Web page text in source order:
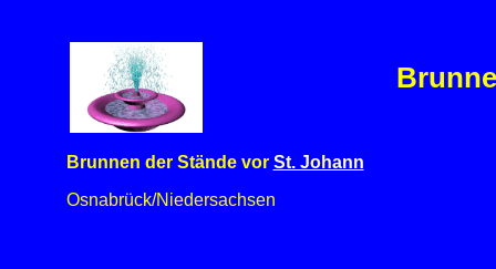
Brunnen der Stände vor St. Johann
Osnabrück/Niedersachsen